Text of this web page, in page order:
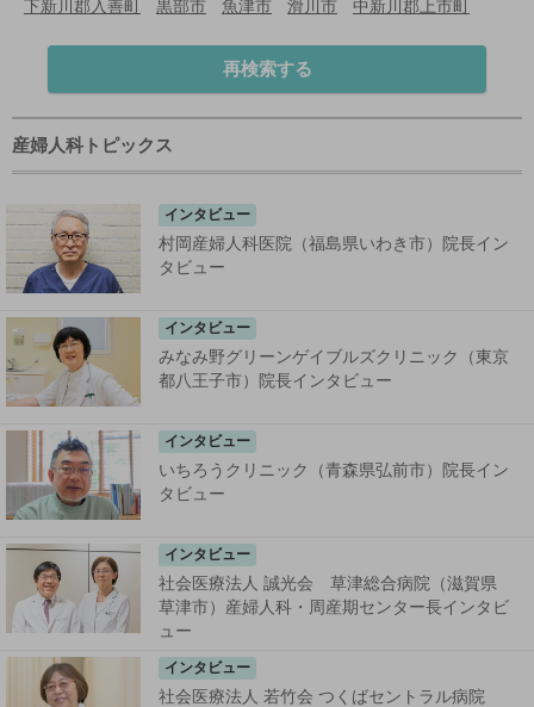
下新川郡入善町 黒部市 魚津市 滑川市 中新川郡上市町
再検索する
産婦人科トピックス
インタビュー
村岡産婦人科医院（福島県いわき市）院長イン
タビュー
インタビュー
みなみ野グリーンゲイブルズクリニック（東京
都八王子市）院長インタビュー
インタビュー
いちろうクリニック（青森県弘前市）院長イン
タビュー
インタビュー
社会医療法人 誠光会 草津総合病院（滋賀県
草津市）産婦人科・周産期センター長インタビ
ュー
インタビュー
社会医療法人 若竹会 つくばセントラル病院